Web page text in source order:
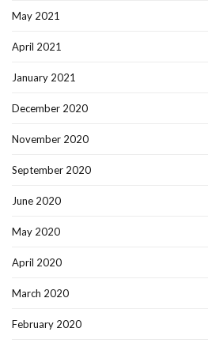
May 2021
April 2021
January 2021
December 2020
November 2020
September 2020
June 2020
May 2020
April 2020
March 2020
February 2020